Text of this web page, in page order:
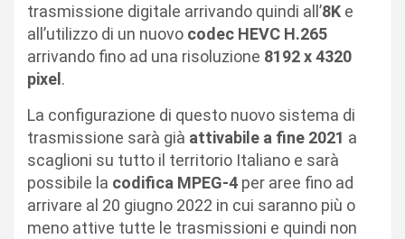
trasmissione digitale arrivando quindi all’8K e
all’utilizzo di un nuovo codec HEVC H.265
arrivando fino ad una risoluzione 8192 x 4320
pixel .
La configurazione di questo nuovo sistema di
trasmissione sarà già attivabile a fine 2021 a
scaglioni su tutto il territorio Italiano e sarà
possibile la codifica MPEG-4 per aree fino ad
arrivare al 20 giugno 2022 in cui saranno più o
meno attive tutte le trasmissioni e quindi non